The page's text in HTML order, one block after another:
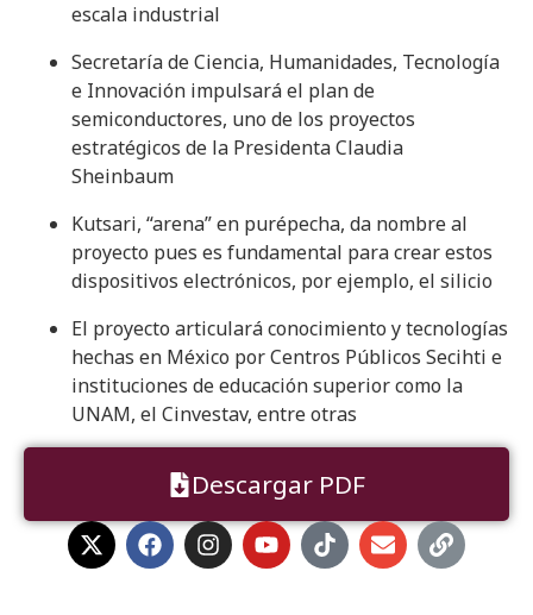
escala industrial
Secretaría de Ciencia, Humanidades, Tecnología
e Innovación impulsará el plan de
semiconductores, uno de los proyectos
estratégicos de la Presidenta Claudia
Sheinbaum
Kutsari, “arena” en purépecha, da nombre al
proyecto pues es fundamental para crear estos
dispositivos electrónicos, por ejemplo, el silicio
El proyecto articulará conocimiento y tecnologías
hechas en México por Centros Públicos Secihti e
instituciones de educación superior como la
UNAM, el Cinvestav, entre otras
Descargar PDF